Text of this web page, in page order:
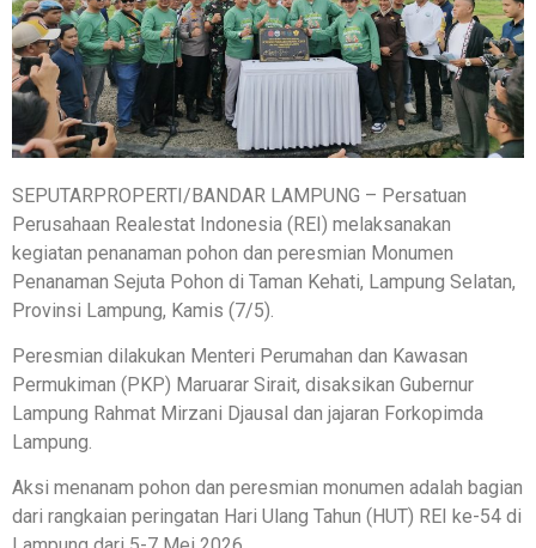
SEPUTARPROPERTI/BANDAR LAMPUNG – Persatuan
Perusahaan Realestat Indonesia (REI) melaksanakan
kegiatan penanaman pohon dan peresmian Monumen
Penanaman Sejuta Pohon di Taman Kehati, Lampung Selatan,
Provinsi Lampung, Kamis (7/5).
Peresmian dilakukan Menteri Perumahan dan Kawasan
Permukiman (PKP) Maruarar Sirait, disaksikan Gubernur
Lampung Rahmat Mirzani Djausal dan jajaran Forkopimda
Lampung.
Aksi menanam pohon dan peresmian monumen adalah bagian
dari rangkaian peringatan Hari Ulang Tahun (HUT) REI ke-54 di